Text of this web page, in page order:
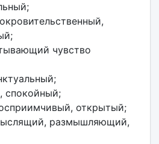
чувство
спокойный;
открытый;
размышляющий,